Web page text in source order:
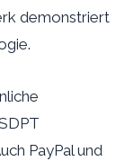
demonstriert
PayPal und